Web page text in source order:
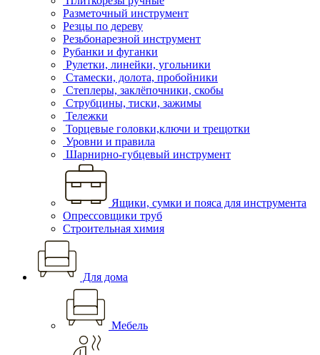
Разметочный инструмент
Резцы по дереву
Резьбонарезной инструмент
Рубанки и фуганки
Рулетки, линейки, угольники
Стамески, долота, пробойники
Степлеры, заклёпочники, скобы
Струбцины, тиски, зажимы
Тележки
Торцевые головки,ключи и трещотки
Уровни и правила
Шарнирно-губцевый инструмент
Ящики, сумки и пояса для инструмента
Опрессовщики труб
Строительная химия
Для дома
Мебель